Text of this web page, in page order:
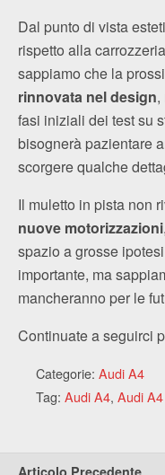
Dal punto di vista
rispetto alla
sappiamo che la
rinnovata nel design,
fasi iniziali dei test su
bisognerà pazientare
scorgere qualche
Il muletto in pista non
nuove motorizzazioni
spazio a grosse
importante, ma
mancheranno per le
Continuate a seguirci
Categorie: Audi A4
Tag: Audi A4, Audi
Articolo Precedente